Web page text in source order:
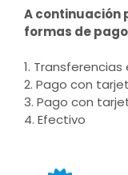
A continuación
formas de
1. Transferencias
2. Pago con
3. Pago con
4. Efectivo